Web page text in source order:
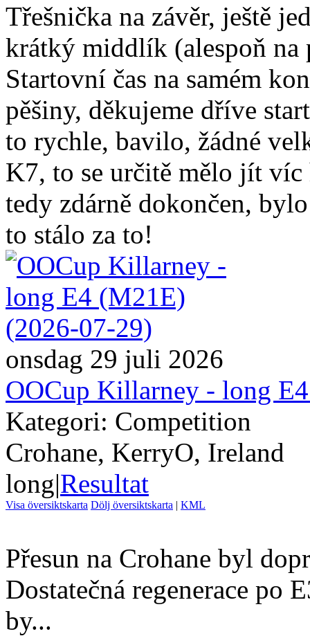
Třešnička na závěr, ještě
krátký middlík (alespoň na
Startovní čas na samém
pěšiny, děkujeme dříve
to rychle, bavilo, žádné
K7, to se určitě mělo jít víc
tedy zdárně dokončen,
to stálo za to!
onsdag 29 juli 2026
OOCup Killarney - long
Kategori: Competition
Crohane, KerryO, Ireland
long|Resultat
Visa översiktskarta Dölj översiktskarta | KML
Přesun na Crohane byl
Dostatečná regenerace po
by...